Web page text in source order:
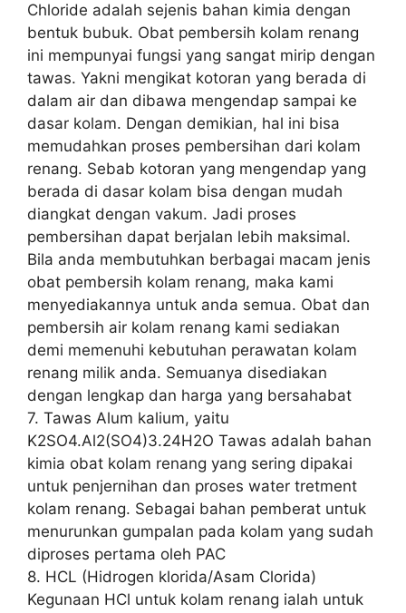
Chloride adalah sejenis bahan kimia dengan
bentuk bubuk. Obat pembersih kolam renang
ini mempunyai fungsi yang sangat mirip dengan
tawas. Yakni mengikat kotoran yang berada di
dalam air dan dibawa mengendap sampai ke
dasar kolam. Dengan demikian, hal ini bisa
memudahkan proses pembersihan dari kolam
renang. Sebab kotoran yang mengendap yang
berada di dasar kolam bisa dengan mudah
diangkat dengan vakum. Jadi proses
pembersihan dapat berjalan lebih maksimal.
Bila anda membutuhkan berbagai macam jenis
obat pembersih kolam renang, maka kami
menyediakannya untuk anda semua. Obat dan
pembersih air kolam renang kami sediakan
demi memenuhi kebutuhan perawatan kolam
renang milik anda. Semuanya disediakan
dengan lengkap dan harga yang bersahabat
7. Tawas Alum kalium, yaitu
K2SO4.Al2(SO4)3.24H2O Tawas adalah bahan
kimia obat kolam renang yang sering dipakai
untuk penjernihan dan proses water tretment
kolam renang. Sebagai bahan pemberat untuk
menurunkan gumpalan pada kolam yang sudah
diproses pertama oleh PAC
8. HCL (Hidrogen klorida/Asam Clorida)
Kegunaan HCl untuk kolam renang ialah untuk